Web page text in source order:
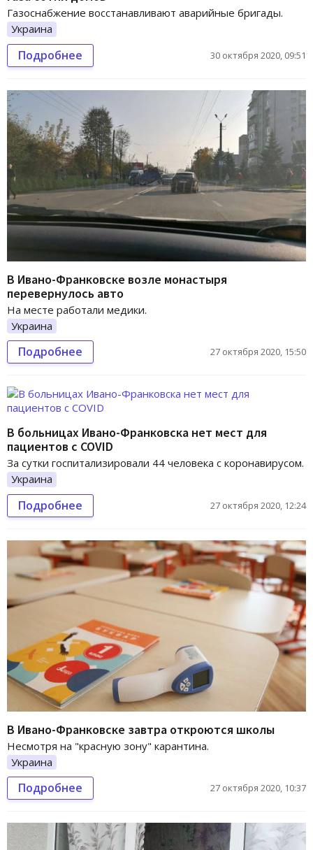
Газоснабжение восстанавливают аварийные бригады.
Украина
Подробнее 30 октября 2020, 09:51
В Ивано-Франковске возле монастыря
перевернулось авто
На месте работали медики.
Украина
Подробнее 27 октября 2020, 15:50
В больницах Ивано-Франковска нет мест для
пациентов с COVID
За сутки госпитализировали 44 человека с коронавирусом.
Украина
Подробнее 27 октября 2020, 12:24
В Ивано-Франковске завтра откроются школы
Несмотря на "красную зону" карантина.
Украина
Подробнее 27 октября 2020, 10:37